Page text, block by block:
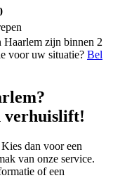
Haarlem zijn binnen 2
voor uw situatie? Bel
verhuislift!
dan voor een
van onze service.
of een